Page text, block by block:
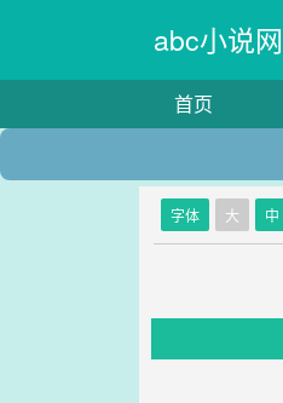
abc小说网
首页
字体 大 中